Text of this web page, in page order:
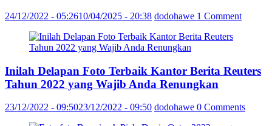
24/12/2022 - 05:2610/04/2025 - 20:38 dodohawe 1 Comment
Inilah Delapan Foto Terbaik Kantor Berita Reuters
Tahun 2022 yang Wajib Anda Renungkan
23/12/2022 - 09:5023/12/2022 - 09:50 dodohawe 0 Comments